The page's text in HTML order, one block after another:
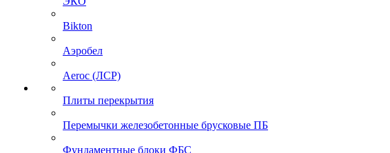
Bikton
Аэробел
Aeroc (ЛСР)
Плиты перекрытия
Перемычки железобетонные брусковые ПБ
Фундаментные блоки ФБС